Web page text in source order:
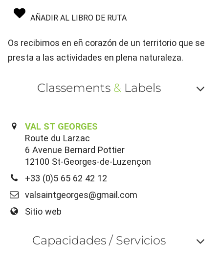
AÑADIR AL LIBRO DE RUTA
Os recibimos en eñ corazón de un territorio que se
presta a las actividades en plena naturaleza.
Classements &Labels
VAL ST GEORGES
Route du Larzac
6 Avenue Bernard Pottier
12100 St-Georges-de-Luzençon
+33 (0)5 65 62 42 12
valsaintgeorges@gmail.com
Sitio web
Capacidades / Servicios